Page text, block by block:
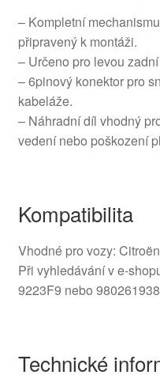
– Kompletní
připravený k montáži.
– Určeno pro levou
– 6pinový konektor pro
kabeláže.
– Náhradní díl vhodný
vedení nebo poškození
Kompatibilita
Vhodné pro vozy:
Při vyhledávání v e-
9223F9 nebo
Technické